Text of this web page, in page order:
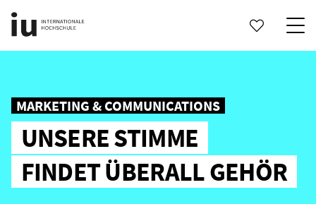
MARKETING & COMMUNICATIONS
UNSERE STIMME
FINDET ÜBERALL GEHÖR